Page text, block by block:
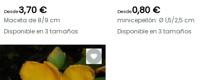
Desde3,70 €
Maceta de 8/9 cm
Disponible en 3 tamaños
Desde0,80 €
minicepellón: Ø 1,5/2,5 cm
Disponible en 3 tamaños